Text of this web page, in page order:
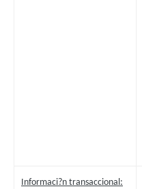
Informaci?n transaccional: